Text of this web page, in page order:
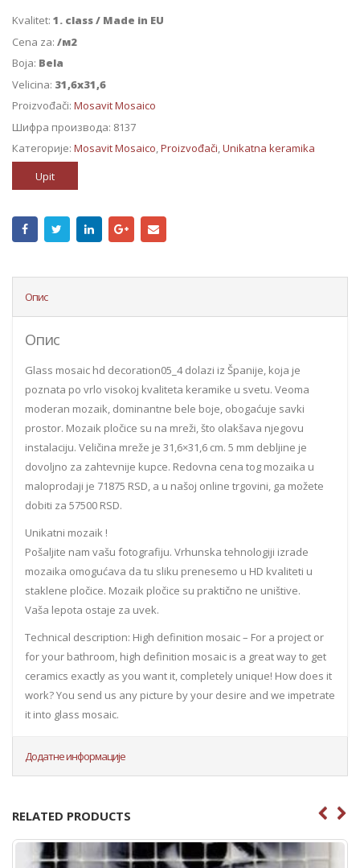
Kvalitet: 1. class / Made in EU
Cena za: /м2
Boja: Bela
Velicina: 31,6x31,6
Proizvođači: Mosavit Mosaico
Шифра производа: 8137
Категорије: Mosavit Mosaico,Proizvođači,Unikatna keramika
Upit
Опис
Опис
Glass mosaic hd decoration05_4 dolazi iz Španije, koja je
poznata po vrlo visokoj kvaliteta keramike u svetu. Veoma
moderan mozaik, dominantne bele boje, obogaćuje savki
prostor. Mozaik pločice su na mreži, što olakšava njegovu
instalaciju. Veličina mreže je 31,6×31,6 cm. 5 mm debljine je
dovoljno za zahtevnije kupce. Redovna cena tog mozaika u
maloprodaji je 71875 RSD, a u našoj online trgovini, ga možete
dobiti za 57500 RSD.
Unikatni mozaik !
Pošaljite nam vašu fotografiju. Vrhunska tehnologiji izrade
mozaika omogućava da tu sliku prenesemo u HD kvaliteti u
staklene pločice. Mozaik pločice su praktično ne uništive.
Vaša lepota ostaje za uvek.
Technical description: High definition mosaic – For a project or
for your bathroom, high definition mosaic is a great way to get
ceramics exactly as you want it, completely unique! How does it
work? You send us any picture by your desire and we impetrate
it into glass mosaic.
Додатне информације
RELATED PRODUCTS